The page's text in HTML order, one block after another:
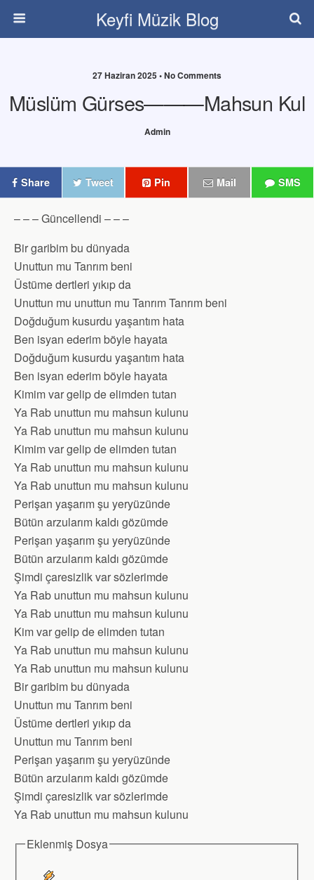
Keyfi Müzik Blog
27 Haziran 2025 • No Comments
Müslüm Gürses———Mahsun Kul
Admin
Share Tweet Pin Mail SMS
– – – Güncellendi – – –
Bir garibim bu dünyada
Unuttun mu Tanrım beni
Üstüme dertleri yıkıp da
Unuttun mu unuttun mu Tanrım Tanrım beni
Doğduğum kusurdu yaşantım hata
Ben isyan ederim böyle hayata
Doğduğum kusurdu yaşantım hata
Ben isyan ederim böyle hayata
Kimim var gelip de elimden tutan
Ya Rab unuttun mu mahsun kulunu
Ya Rab unuttun mu mahsun kulunu
Kimim var gelip de elimden tutan
Ya Rab unuttun mu mahsun kulunu
Ya Rab unuttun mu mahsun kulunu
Perişan yaşarım şu yeryüzünde
Bütün arzularım kaldı gözümde
Perişan yaşarım şu yeryüzünde
Bütün arzularım kaldı gözümde
Şimdi çaresizlik var sözlerimde
Ya Rab unuttun mu mahsun kulunu
Ya Rab unuttun mu mahsun kulunu
Kim var gelip de elimden tutan
Ya Rab unuttun mu mahsun kulunu
Ya Rab unuttun mu mahsun kulunu
Bir garibim bu dünyada
Unuttun mu Tanrım beni
Üstüme dertleri yıkıp da
Unuttun mu Tanrım beni
Perişan yaşarım şu yeryüzünde
Bütün arzularım kaldı gözümde
Şimdi çaresizlik var sözlerimde
Ya Rab unuttun mu mahsun kulunu
Eklenmiş Dosya